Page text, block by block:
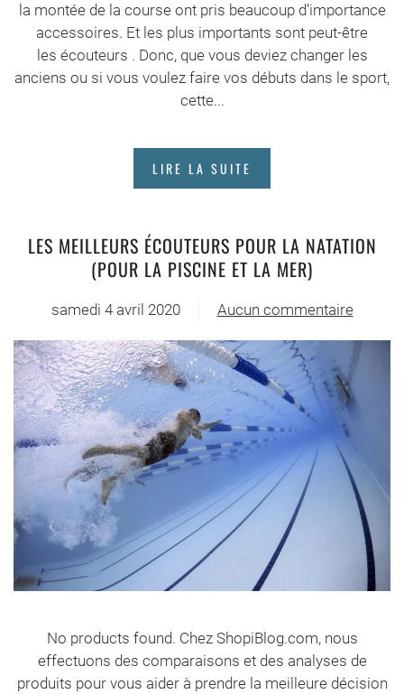
la montée de la course ont pris beaucoup d’importance
accessoires. Et les plus importants sont peut-être
les écouteurs . Donc, que vous deviez changer les
anciens ou si vous voulez faire vos débuts dans le sport,
cette...
LIRE LA SUITE
LES MEILLEURS ÉCOUTEURS POUR LA NATATION
(POUR LA PISCINE ET LA MER)
samedi 4 avril 2020 Aucun commentaire
sur
Les
meilleurs
écouteurs
pour
la
natation
(pour
la
piscine
et
mer)
No products found. Chez ShopiBlog.com, nous
effectuons des comparaisons et des analyses de
produits pour vous aider à prendre la meilleure décision